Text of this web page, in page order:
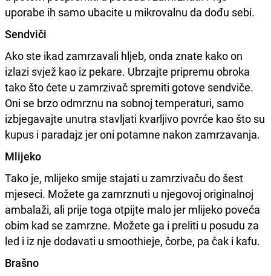
uporabe ih samo ubacite u mikrovalnu da dođu sebi.
Sendviči
Ako ste ikad zamrzavali hljeb, onda znate kako on
izlazi svjež kao iz pekare. Ubrzajte pripremu obroka
tako što ćete u zamrzivač spremiti gotove sendviče.
Oni se brzo odmrznu na sobnoj temperaturi, samo
izbjegavajte unutra stavljati kvarljivo povrće kao što su
kupus i paradajz jer oni potamne nakon zamrzavanja.
Mlijeko
Tako je, mlijeko smije stajati u zamrzivaču do šest
mjeseci. Možete ga zamrznuti u njegovoj originalnoj
ambalaži, ali prije toga otpijte malo jer mlijeko poveća
obim kad se zamrzne. Možete ga i preliti u posudu za
led i iz nje dodavati u smoothieje, čorbe, pa čak i kafu.
Brašno